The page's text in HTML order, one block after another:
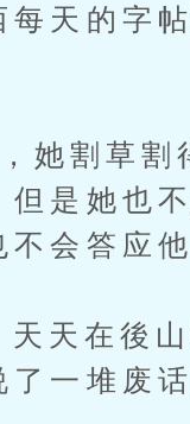
天的字
割草割
是她也
会答应他
天在後山
一堆废